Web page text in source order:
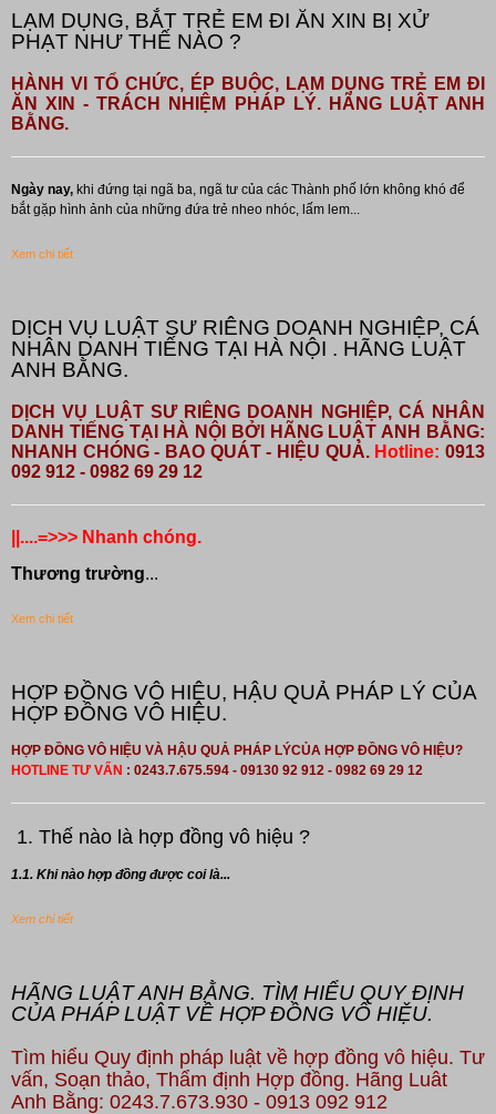
LẠM DỤNG, BẮT TRẺ EM ĐI ĂN XIN BỊ XỬ
PHẠT NHƯ THẾ NÀO ?
HÀNH VI TỔ CHỨC, ÉP BUỘC, LẠM DỤNG TRẺ EM ĐI
ĂN XIN - TRÁCH NHIỆM PHÁP LÝ. HÃNG LUẬT ANH
BẰNG.
Ngày nay, khi đứng tại ngã ba, ngã tư của các Thành phố lớn không khó để
bắt gặp hình ảnh của những đứa trẻ nheo nhóc, lấm lem...
Xem chi tiết
DỊCH VỤ LUẬT SƯ RIÊNG DOANH NGHIỆP, CÁ
NHÂN DANH TIẾNG TẠI HÀ NỘI . HÃNG LUẬT
ANH BẰNG.
DỊCH VỤ LUẬT SƯ RIÊNG DOANH NGHIỆP, CÁ NHÂN
DANH TIẾNG TẠI HÀ NỘI BỞI HÃNG LUẬT ANH BẰNG:
NHANH CHÓNG - BAO QUÁT - HIỆU QUẢ. Hotline: 0913
092 912 - 0982 69 29 12
||....=>>> Nhanh chóng.
Thương trường...
Xem chi tiết
HỢP ĐỒNG VÔ HIỆU, HẬU QUẢ PHÁP LÝ CỦA
HỢP ĐỒNG VÔ HIỆU.
HỢP ĐỒNG VÔ HIỆU VÀ HẬU QUẢ PHÁP LÝCỦA HỢP ĐỒNG VÔ HIỆU?
HOTLINE TƯ VẤN : 0243.7.675.594 - 09130 92 912 - 0982 69 29 12
1. Thế nào là hợp đồng vô hiệu ?
1.1. Khi nào hợp đồng được coi là...
Xem chi tiết
HÃNG LUẬT ANH BẰNG. TÌM HIỂU QUY ĐỊNH
CỦA PHÁP LUẬT VỀ HỢP ĐỒNG VÔ HIỆU.
Tìm hiểu Quy định pháp luật về hợp đồng vô hiệu. Tư
vấn, Soạn thảo, Thẩm định Hợp đồng. Hãng Luât
Anh Bằng: 0243.7.673.930 - 0913 092 912